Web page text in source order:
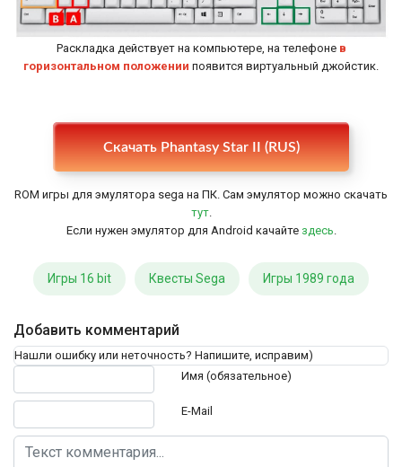
Раскладка действует на компьютере, на телефоне в
горизонтальном положении появится виртуальный джойстик.
Скачать Phantasy Star II (RUS)
ROM игры для эмулятора sega на ПК. Сам эмулятор можно скачать
тут.
Если нужен эмулятор для Android качайте здесь.
Игры 16 bit Квесты Sega Игры 1989 года
Добавить комментарий
Нашли ошибку или неточность? Напишите, исправим)
Имя (обязательное)
E-Mail